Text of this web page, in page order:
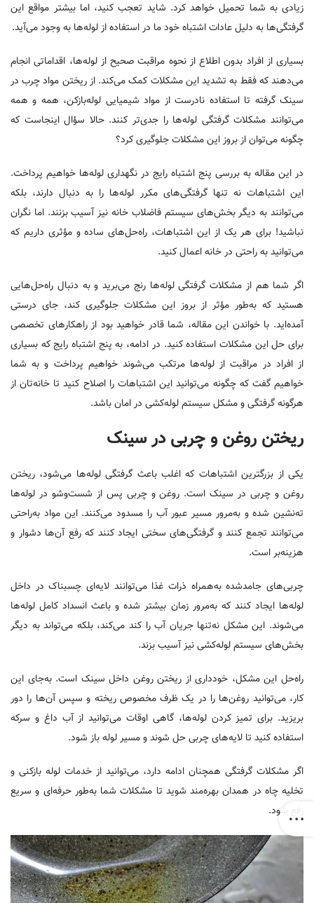
زیادی به شما تحمیل خواهد کرد. شاید تعجب کنید، اما بیشتر مواقع این
گرفتگی‌ها به دلیل عادات اشتباه خود ما در استفاده از لوله‌ها به وجود می‌آید.
بسیاری از افراد بدون اطلاع از نحوه مراقبت صحیح از لوله‌ها، اقداماتی انجام
می‌دهند که فقط به تشدید این مشکلات کمک می‌کند. از ریختن مواد چرب در
سینک گرفته تا استفاده نادرست از مواد شیمیایی لوله‌بازکن، همه و همه
می‌توانند مشکلات گرفتگی لوله‌ها را جدی‌تر کنند. حالا سؤال اینجاست که
چگونه می‌توان از بروز این مشکلات جلوگیری کرد؟
در این مقاله به بررسی پنج اشتباه رایج در نگهداری لوله‌ها خواهیم پرداخت.
این اشتباهات نه تنها گرفتگی‌های مکرر لوله‌ها را به دنبال دارند، بلکه
می‌توانند به دیگر بخش‌های سیستم فاضلاب خانه نیز آسیب بزنند. اما نگران
نباشید! برای هر یک از این اشتباهات، راه‌حل‌های ساده و مؤثری داریم که
می‌توانید به راحتی در خانه اعمال کنید.
اگر شما هم از مشکلات گرفتگی لوله‌ها رنج می‌برید و به دنبال راه‌حل‌هایی
هستید که به‌طور مؤثر از بروز این مشکلات جلوگیری کند، جای درستی
آمده‌اید. با خواندن این مقاله، شما قادر خواهید بود از راهکارهای تخصصی
برای حل این مشکلات استفاده کنید. در ادامه، به پنج اشتباه رایج که بسیاری
از افراد در مراقبت از لوله‌ها مرتکب می‌شوند خواهیم پرداخت و به شما
خواهیم گفت که چگونه می‌توانید این اشتباهات را اصلاح کنید تا خانه‌تان از
هرگونه گرفتگی و مشکل سیستم لوله‌کشی در امان باشد.
ریختن روغن و چربی در سینک
یکی از بزرگترین اشتباهات که اغلب باعث گرفتگی لوله‌ها می‌شود، ریختن
روغن و چربی در سینک است. روغن و چربی پس از شست‌وشو در لوله‌ها
ته‌نشین شده و به‌مرور مسیر عبور آب را مسدود می‌کنند. این مواد به‌راحتی
می‌توانند تجمع کنند و گرفتگی‌های سختی ایجاد کنند که رفع آن‌ها دشوار و
هزینه‌بر است.
چربی‌های جامدشده به‌همراه ذرات غذا می‌توانند لایه‌ای چسبناک در داخل
لوله‌ها ایجاد کنند که به‌مرور زمان بیشتر شده و باعث انسداد کامل لوله‌ها
می‌شوند. این مشکل نه‌تنها جریان آب را کند می‌کند، بلکه می‌تواند به دیگر
بخش‌های سیستم لوله‌کشی نیز آسیب بزند.
راه‌حل این مشکل، خودداری از ریختن روغن داخل سینک است. به‌جای این
کار، می‌توانید روغن‌ها را در یک ظرف مخصوص ریخته و سپس آن‌ها را دور
بریزید. برای تمیز کردن لوله‌ها، گاهی اوقات می‌توانید از آب داغ و سرکه
استفاده کنید تا لایه‌های چربی حل شوند و مسیر لوله باز شود.
اگر مشکلات گرفتگی همچنان ادامه دارد، می‌توانید از خدمات لوله بازکنی و
تخلیه چاه در همدان بهره‌مند شوید تا مشکلات شما به‌طور حرفه‌ای و سریع
رفع شود.